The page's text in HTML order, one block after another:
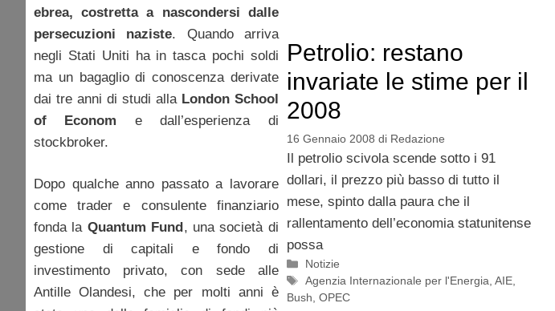
ebrea, costretta a nascondersi dalle
persecuzioni naziste. Quando arriva
negli Stati Uniti ha in tasca pochi soldi
ma un bagaglio di conoscenza derivate
dai tre anni di studi alla London School
of Econom e dall’esperienza di
stockbroker.
Dopo qualche anno passato a lavorare
come trader e consulente finanziario
fonda la Quantum Fund , una società di
gestione di capitali e fondo di
investimento privato, con sede alle
Antille Olandesi, che per molti anni è
Petrolio: restano
invariate le stime per il
2008
16 Gennaio 2008 di Redazione
Il petrolio scivola scende sotto i 91
dollari, il prezzo più basso di tutto il
mese, spinto dalla paura che il
rallentamento dell’economia statunitense
possa
Categorie
Notizie
Tag
Agenzia Internazionale per l'Energia,AIE,
Bush, OPEC